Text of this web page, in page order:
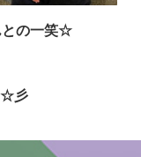
との一笑☆
☆彡